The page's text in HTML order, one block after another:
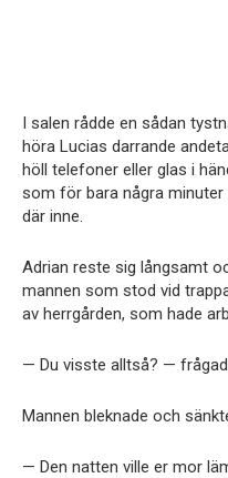
I salen rådde en sådan
höra Lucias darrande
höll telefoner eller glas i
som för bara några
där inne.
Adrian reste sig långsamt
mannen som stod vid
av herrgården, som hade
— Du visste alltså? —
Mannen bleknade och
— Den natten ville er mor